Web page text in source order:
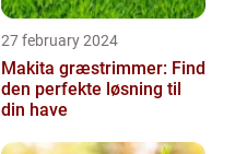
27 february 2024
Makita græstrimmer: Find
den perfekte løsning til
din have